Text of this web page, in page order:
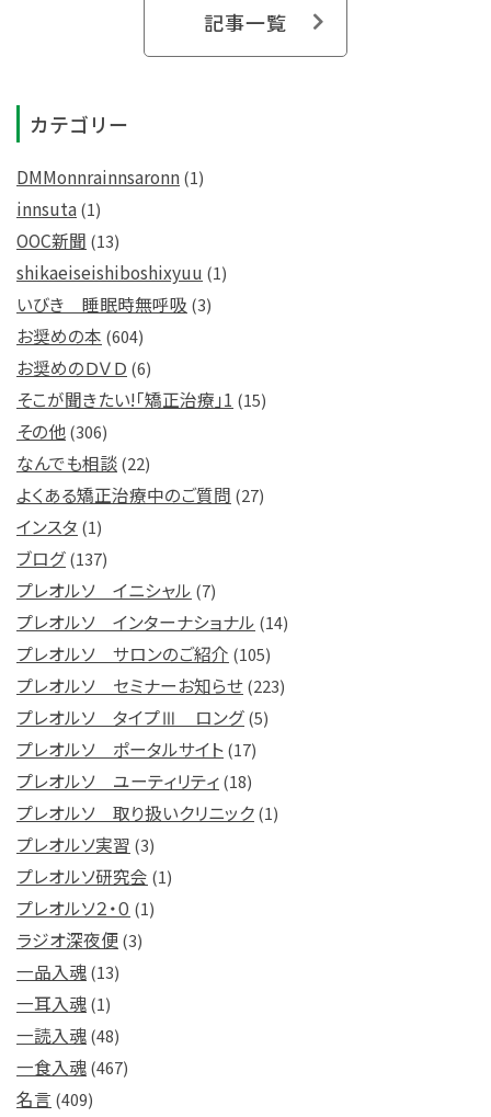
記事一覧
カテゴリー
DMMonnrainnsaronn(1)
innsuta(1)
OOC新聞 (13)
shikaeiseishiboshixyuu (1)
いびき 睡眠時無呼吸 (3)
お奨めの本 (604)
お奨めのＤＶＤ (6)
そこが聞きたい!「矯正治療」1 (15)
その他(306)
なんでも相談(22)
よくある矯正治療中のご質問 (27)
インスタ (1)
ブログ(137)
プレオルソ イニシャル (7)
プレオルソ インターナショナル (14)
プレオルソ サロンのご紹介 (105)
プレオルソ セミナーお知らせ(223)
プレオルソ タイプⅢ ロング(5)
プレオルソ ポータルサイト(17)
プレオルソ ユーティリティ(18)
プレオルソ 取り扱いクリニック(1)
プレオルソ実習 (3)
プレオルソ研究会 (1)
プレオルソ２・０ (1)
ラジオ深夜便(3)
一品入魂(13)
一耳入魂(1)
一読入魂(48)
一食入魂(467)
名言 (409)